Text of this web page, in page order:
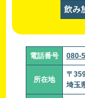
飲み
電話番号 080-
所在地
〒
埼玉